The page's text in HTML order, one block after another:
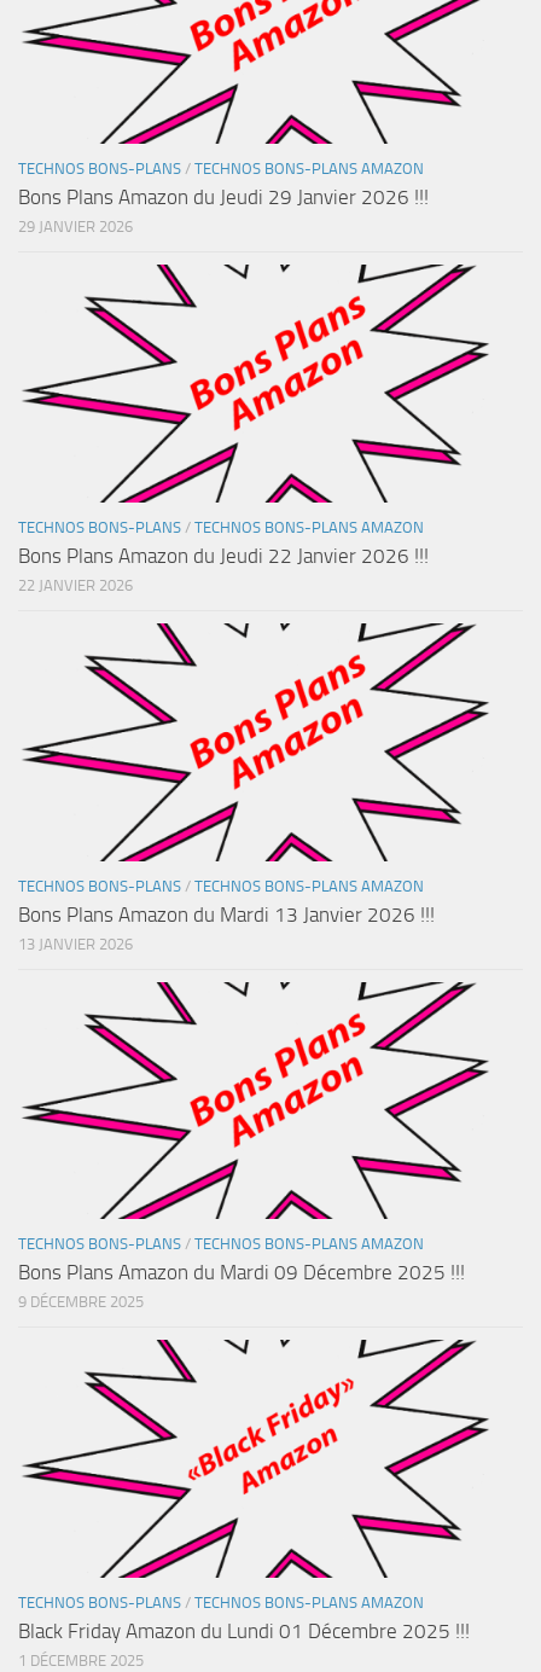
TECHNOS BONS-PLANS / TECHNOS BONS-PLANS AMAZON
Bons Plans Amazon du Jeudi 29 Janvier 2026 !!!
29 JANVIER 2026
TECHNOS BONS-PLANS / TECHNOS BONS-PLANS AMAZON
Bons Plans Amazon du Jeudi 22 Janvier 2026 !!!
22 JANVIER 2026
TECHNOS BONS-PLANS / TECHNOS BONS-PLANS AMAZON
Bons Plans Amazon du Mardi 13 Janvier 2026 !!!
13 JANVIER 2026
TECHNOS BONS-PLANS / TECHNOS BONS-PLANS AMAZON
Bons Plans Amazon du Mardi 09 Décembre 2025 !!!
9 DÉCEMBRE 2025
TECHNOS BONS-PLANS / TECHNOS BONS-PLANS AMAZON
Black Friday Amazon du Lundi 01 Décembre 2025 !!!
1 DÉCEMBRE 2025